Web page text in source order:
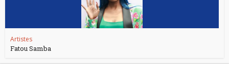
Artistes
Fatou Samba